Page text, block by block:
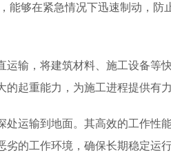
能够在紧急情况下迅速制动，防
输，将建筑材料、施工设备等
起重能力，为施工进程提供有力
运输到地面。其高效的工作性
的工作环境，确保长期稳定运行